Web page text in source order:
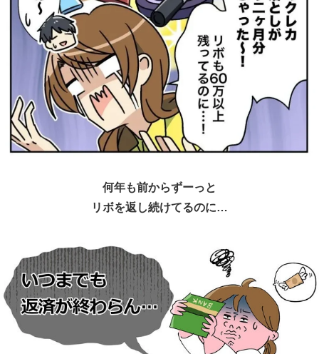
何年も前からずーっと
リボを返し続けてるのに…